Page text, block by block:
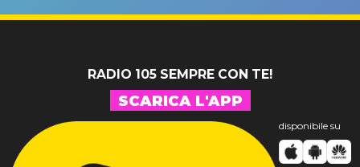
RADIO 105 SEMPRE CON TE!
SCARICA L'APP
disponibile su